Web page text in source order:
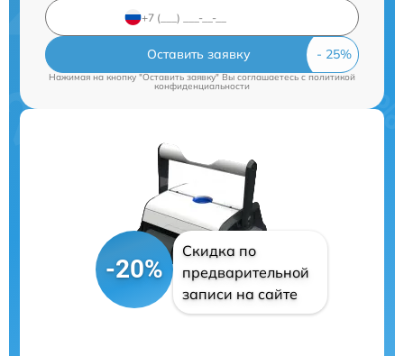
Оставить заявку
Нажимая на кнопку "Оставить заявку" Вы соглашаетесь c политикой
конфиденциальности
-20%
Скидка по
предварительной
записи на сайте